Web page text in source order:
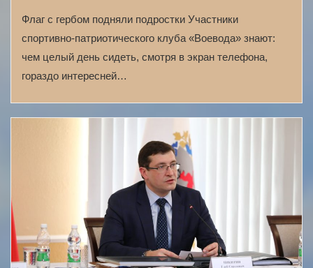
Флаг с гербом подняли подростки Участники
спортивно-патриотического клуба «Воевода» знают:
чем целый день сидеть, смотря в экран телефона,
гораздо интересней…